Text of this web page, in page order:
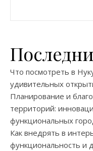
Что посмотреть в
удивительных
Планирование и
территорий:
функциональных
Как внедрять в
функциональность и